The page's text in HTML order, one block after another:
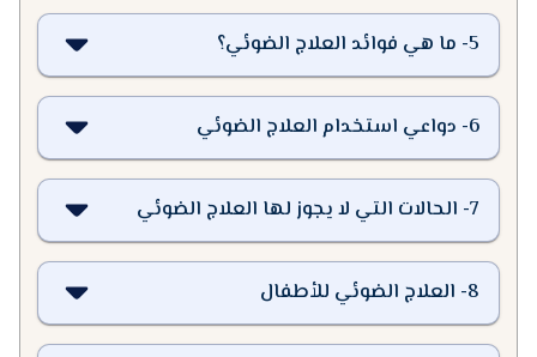
5
- ما هي فوائد العلاج الضوئي؟
6
- دواعي استخدام العلاج الضوئي
7
- الحالات التي لا يجوز لها العلاج الضوئي
8
- العلاج الضوئي للأطفال